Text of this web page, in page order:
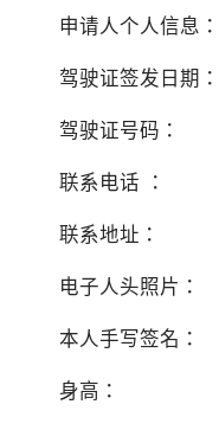
申请人个人信息
驾驶证签发日期
驾驶证号码：
联系电话 ：
联系地址：
电子人头照片：
本人手写签名：
身高：